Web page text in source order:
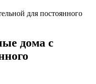
для постоянного
дома с